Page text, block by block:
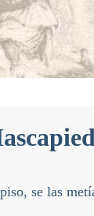
se las